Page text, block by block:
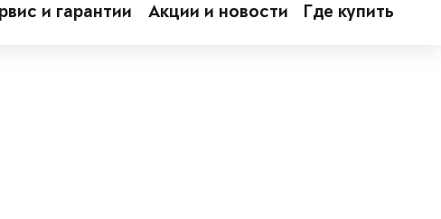
и гарантии Акции и новости Где купить